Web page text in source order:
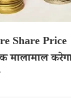
Share
मालामाल